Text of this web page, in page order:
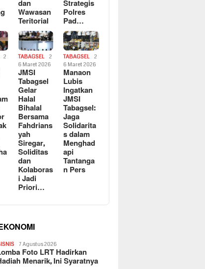
dan
Wawasan
Teritorial
Strategis
Polres
Pad…
2
TABAGSEL
2
6 Maret 2026
JMSI
Tabagsel
Gelar
Halal
Bihalal
Bersama
Fahdrians
yah
Siregar,
Soliditas
dan
Kolaboras
i Jadi
Priori…
TABAGSEL
2
6 Maret 2026
Manaon
Lubis
Ingatkan
JMSI
Tabagsel:
Jaga
Solidarita
s dalam
Menghad
api
Tantanga
n Pers
7 Agustus 2026
Foto LRT Hadirkan
Menarik, Ini Syaratnya